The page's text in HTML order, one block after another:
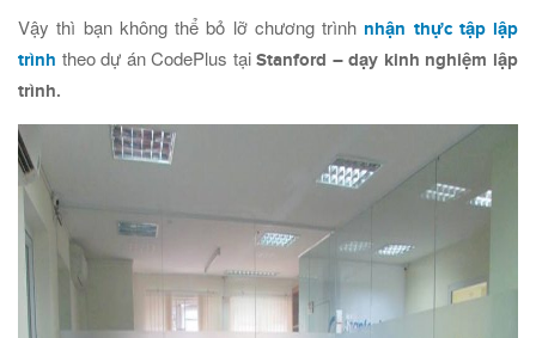
Vậy thì bạn không thể bỏ lỡ chương trình nhận thực tập lập
trình theo dự án CodePlus tạiStanford – dạy kinh nghiệm lập
trình.